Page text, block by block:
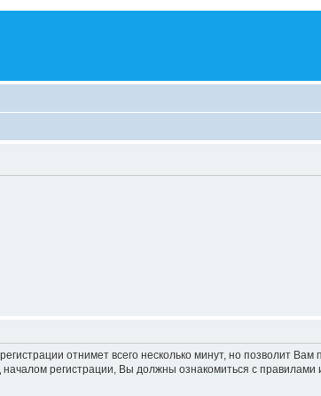
отнимет всего несколько минут, но позволит
регистрации, Вы должны ознакомиться с